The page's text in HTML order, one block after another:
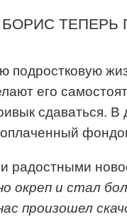
подростковую
его
сдаваться.
радостными
окрепи стал
произошел